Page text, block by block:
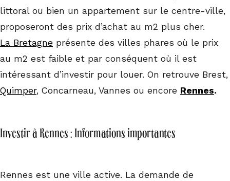
littoral ou bien un appartement sur le centre-ville,
proposeront des prix d’achat au m2 plus cher.
La Bretagne présente des villes phares où le prix
au m2 est faible et par conséquent où il est
intéressant d’investir pour louer. On retrouve Brest,
Quimper, Concarneau, Vannes ou encore Rennes.
Investir à Rennes : Informations importantes
Rennes est une ville active. La demande de